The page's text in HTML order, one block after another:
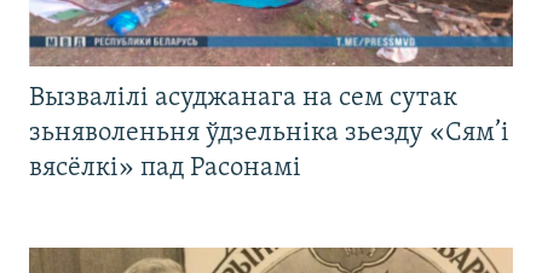
Вызвалілі асуджанага на сем сутак
зьняволеньня ўдзельніка зьезду «Сям’і
вясёлкі» пад Расонамі